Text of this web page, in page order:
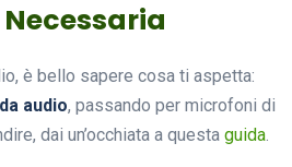
è bello sapere cosa ti aspetta:
audio, passando per microfoni di
dai un’occhiata a questa guida.